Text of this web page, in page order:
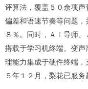
评算法，覆盖５０余项
偏差和语速节奏等问题
８％。同时，ＡＩ导师
搭载于学习机终端。变
理能力集成于硬件终端，
５年１２月，梨花已服务